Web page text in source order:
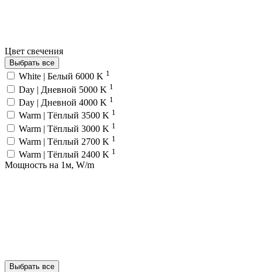
Цвет свечения
Выбрать все
White | Белый 6000 K 1
Day | Дневной 5000 K 1
Day | Дневной 4000 K 1
Warm | Тёплый 3500 K 1
Warm | Тёплый 3000 K 1
Warm | Тёплый 2700 K 1
Warm | Тёплый 2400 K 1
Мощность на 1м, W/m
Выбрать все